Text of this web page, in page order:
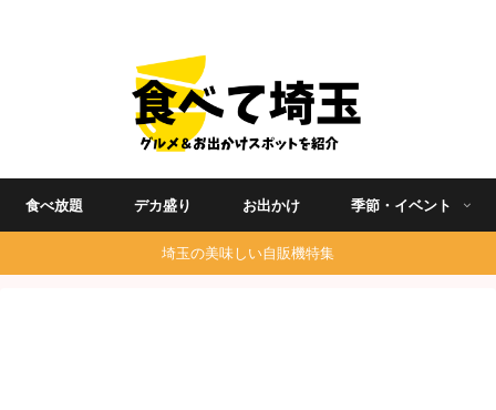
食べ放題 デカ盛り お出かけ 季節・イベント
埼玉の美味しい自販機特集